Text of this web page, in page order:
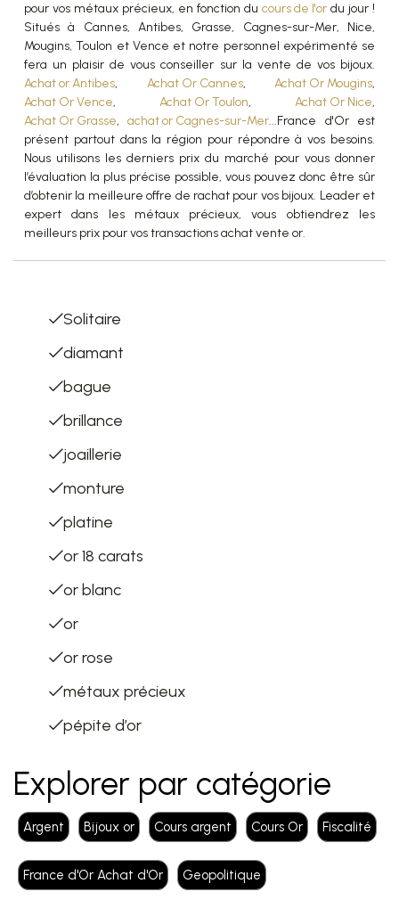
pour vos métaux précieux, en fonction du cours de l'or du jour !
Situés à Cannes, Antibes, Grasse, Cagnes-sur-Mer, Nice,
Mougins, Toulon et Vence et notre personnel expérimenté se
fera un plaisir de vous conseiller sur la vente de vos bijoux.
Achat or Antibes, Achat Or Cannes, Achat Or Mougins,
Achat Or Vence, Achat Or Toulon, Achat Or Nice,
Achat Or Grasse,achat or Cagnes-sur-Mer...France d'Or est
présent partout dans la région pour répondre à vos besoins.
Nous utilisons les derniers prix du marché pour vous donner
l’évaluation la plus précise possible, vous pouvez donc être sûr
d’obtenir la meilleure offre de rachat pour vos bijoux. Leader et
expert dans les métaux précieux, vous obtiendrez les
meilleurs prix pour vos transactions achat vente or.
Solitaire
diamant
bague
brillance
joaillerie
monture
platine
or 18 carats
or blanc
or
or rose
métaux précieux
pépite d’or
Explorer par catégorie
Argent Bijoux or Cours argent Cours Or Fiscalité
France d'Or Achat d'Or Geopolitique